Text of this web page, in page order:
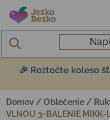
Prejsť na obsah
🎉 Roztočte koleso
Domov / Oblečenie /
VLNOU 3-BALENIE MIKK-